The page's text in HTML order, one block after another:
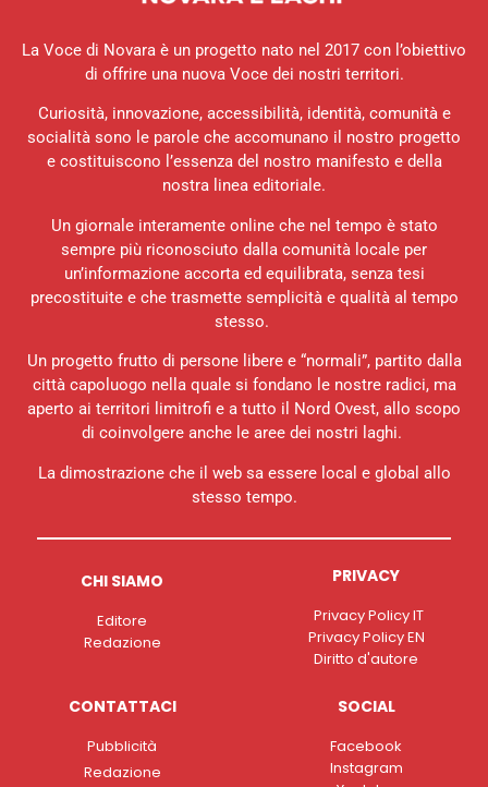
La Voce di Novara è un progetto nato nel 2017 con l’obiettivo
di offrire una nuova Voce dei nostri territori.
Curiosità, innovazione, accessibilità, identità, comunità e
socialità sono le parole che accomunano il nostro progetto
e costituiscono l’essenza del nostro manifesto e della
nostra linea editoriale.
Un giornale interamente online che nel tempo è stato
sempre più riconosciuto dalla comunità locale per
un’informazione accorta ed equilibrata, senza tesi
precostituite e che trasmette semplicità e qualità al tempo
stesso.
Un progetto frutto di persone libere e “normali”, partito dalla
città capoluogo nella quale si fondano le nostre radici, ma
aperto ai territori limitrofi e a tutto il Nord Ovest, allo scopo
di coinvolgere anche le aree dei nostri laghi.
La dimostrazione che il web sa essere local e global allo
stesso tempo.
CHI SIAMO
Editore
Redazione
PRIVACY
Privacy Policy IT
Privacy Policy EN
Diritto d'autore
CONTATTACI
Pubblicità
Redazione
SOCIAL
Facebook
Instagram